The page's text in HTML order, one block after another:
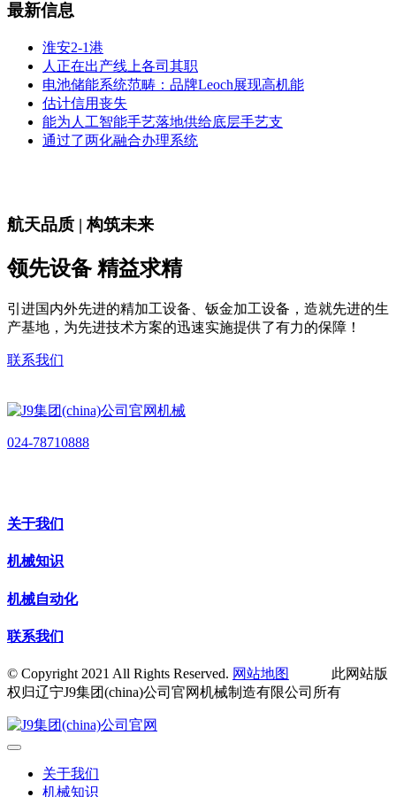
最新信息
淮安2-1港
人正在出产线上各司其职
电池储能系统范畴：品牌Leoch展现高机能
估计信用丧失
能为人工智能手艺落地供给底层手艺支
通过了两化融合办理系统
航天品质 | 构筑未来
领先设备 精益求精
引进国内外先进的精加工设备、钣金加工设备，造就先进的生
产基地，为先进技术方案的迅速实施提供了有力的保障！
联系我们
024-78710888
关于我们
机械知识
机械自动化
联系我们
© Copyright 2021 All Rights Reserved. 网站地图
此网站版
权归辽宁J9集团(china)公司官网机械制造有限公司所有
关于我们
机械知识